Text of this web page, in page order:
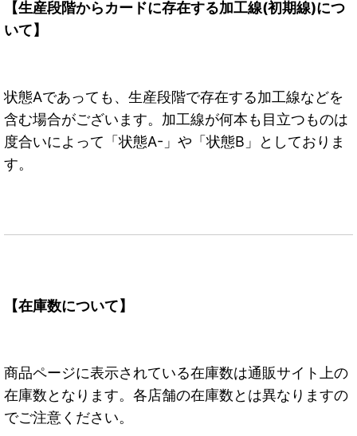
【生産段階からカードに存在する加工線(初期線)につ
いて】
状態Aであっても、生産段階で存在する加工線などを
含む場合がございます。加工線が何本も目立つものは
度合いによって「状態A-」や「状態B」としておりま
す。
【在庫数について】
商品ページに表示されている在庫数は通販サイト上の
在庫数となります。各店舗の在庫数とは異なりますの
でご注意ください。